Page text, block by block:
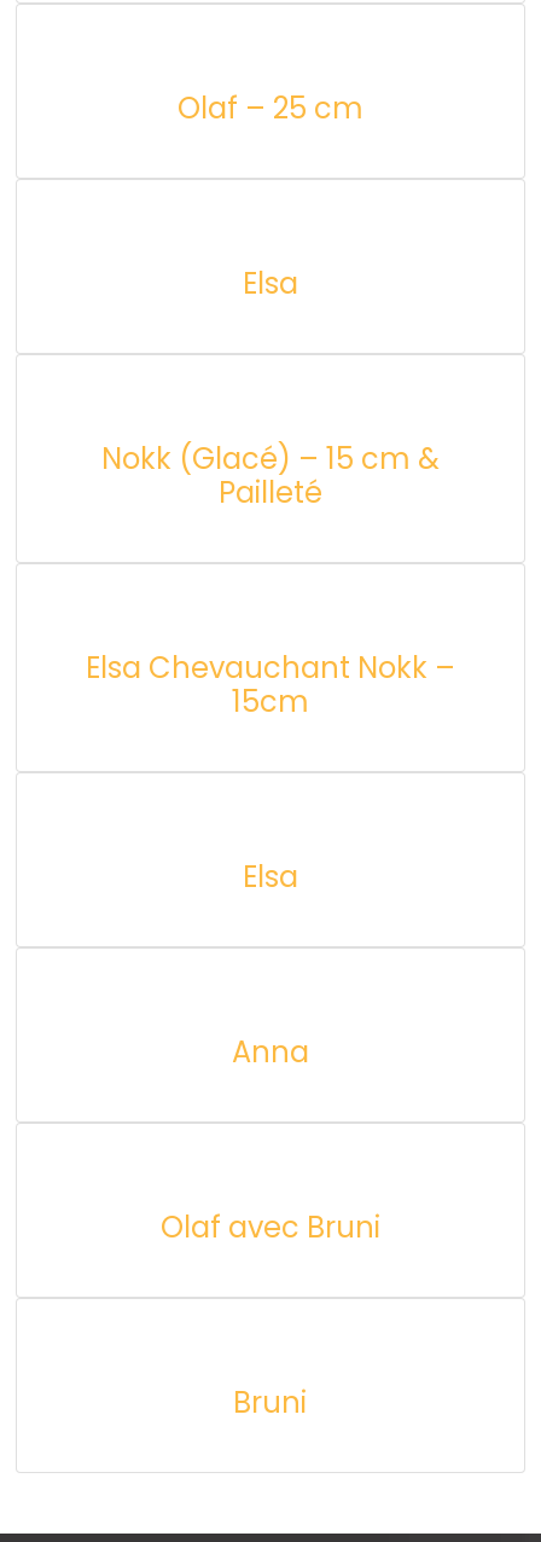
Olaf – 25 cm
Elsa
Nokk (Glacé) – 15 cm &
Pailleté
Elsa Chevauchant Nokk –
15cm
Elsa
Anna
Olaf avec Bruni
Bruni